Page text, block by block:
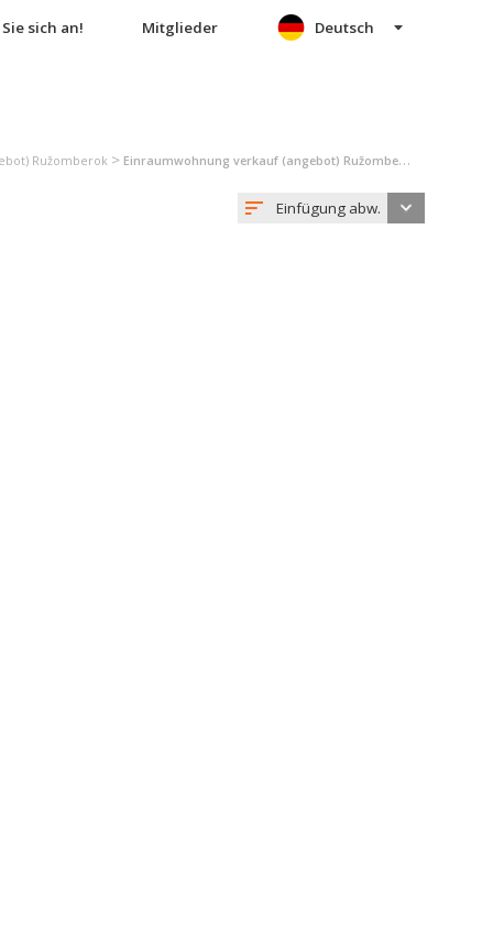
sich an! Mitglieder Deutsch
Ružomberok > Einraumwohnung verkauf (angebot) Ružomberok
Einfügung abw.